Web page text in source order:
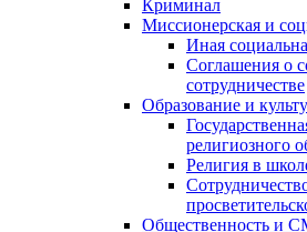
Криминал
Миссионерская и
Иная
Соглашения о
сотрудничестве
Образование и
религиозного
Религия в
Общественность и